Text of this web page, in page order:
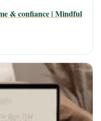
& confiance | Mindful